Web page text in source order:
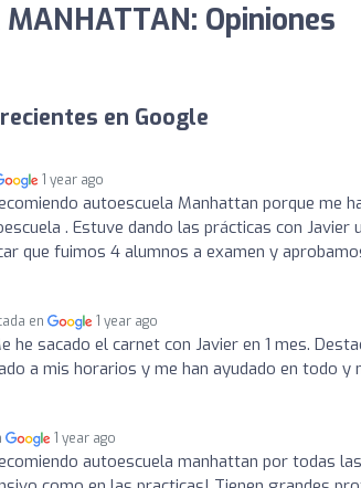
MANHATTAN: Opiniones
en Google
1 year ago
autoescuela Manhattan porque me
. Estuve dando las prácticas con Javier
que fuimos 4 alumnos a examen y
en 1 year ago
he sacado el carnet con Javier en 1 mes.
a mis horarios y me han ayudado en todo y
1 year ago
autoescuela manhattan por todas